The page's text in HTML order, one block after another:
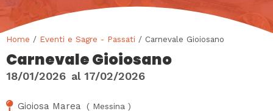
Home / Eventi e Sagre - Passati / Carnevale Gioiosano
Carnevale Gioiosano
18/01/2026 al 17/02/2026
Gioiosa Marea ( Messina )